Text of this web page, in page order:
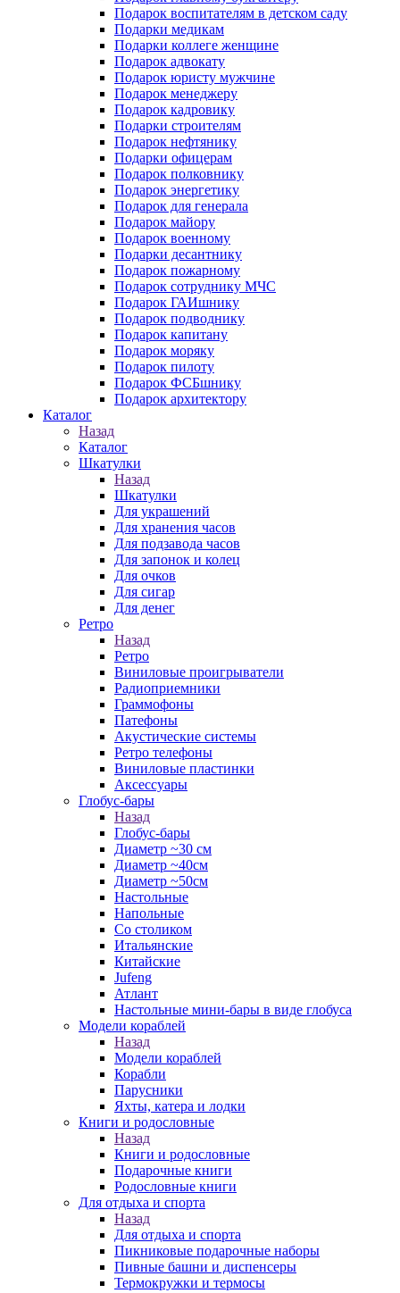
Подарок воспитателям в детском саду
Подарки медикам
Подарки коллеге женщине
Подарок адвокату
Подарок юристу мужчине
Подарок менеджеру
Подарок кадровику
Подарки строителям
Подарок нефтянику
Подарки офицерам
Подарок полковнику
Подарок энергетику
Подарок для генерала
Подарок майору
Подарок военному
Подарки десантнику
Подарок пожарному
Подарок сотруднику МЧС
Подарок ГАИшнику
Подарок подводнику
Подарок капитану
Подарок моряку
Подарок пилоту
Подарок ФСБшнику
Подарок архитектору
Каталог
Назад
Каталог
Шкатулки
Назад
Шкатулки
Для украшений
Для хранения часов
Для подзавода часов
Для запонок и колец
Для очков
Для сигар
Для денег
Ретро
Назад
Ретро
Виниловые проигрыватели
Радиоприемники
Граммофоны
Патефоны
Акустические системы
Ретро телефоны
Виниловые пластинки
Аксессуары
Глобус-бары
Назад
Глобус-бары
Диаметр ~30 см
Диаметр ~40см
Диаметр ~50см
Настольные
Напольные
Со столиком
Итальянские
Китайские
Jufeng
Атлант
Настольные мини-бары в виде глобуса
Модели кораблей
Назад
Модели кораблей
Корабли
Парусники
Яхты, катера и лодки
Книги и родословные
Назад
Книги и родословные
Подарочные книги
Родословные книги
Для отдыха и спорта
Назад
Для отдыха и спорта
Пикниковые подарочные наборы
Пивные башни и диспенсеры
Термокружки и термосы